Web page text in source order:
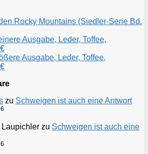
Rocky Mountains (Siedler-Serie Bd.
Ausgabe, Leder, Toffee,
Ausgabe, Leder, Toffee,
zu Schweigen ist auch eine Antwort
Laupichler zu Schweigen ist auch eine